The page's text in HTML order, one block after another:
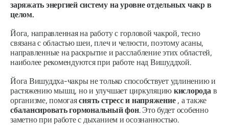
заряжать энергией систему на уровне отдельных чакр в
целом.
Йога, направленная на работу с горловой чакрой, тесно
связана с областью шеи, плеч и челюсти, поэтому асаны,
направленные на раскрытие и расслабление этих областей,
наиболее рекомендуются при работе над Вишуддхой.
Йога Вишуддха-чакры не только способствует удлинению и
растяжению мышц, но и улучшает циркуляцию кислородав
организме, помогаяснять стресс и напряжение, а также
сбалансировать гормональный фон. Это будет особенно
заметно при работе с дыханием и осознанностью.